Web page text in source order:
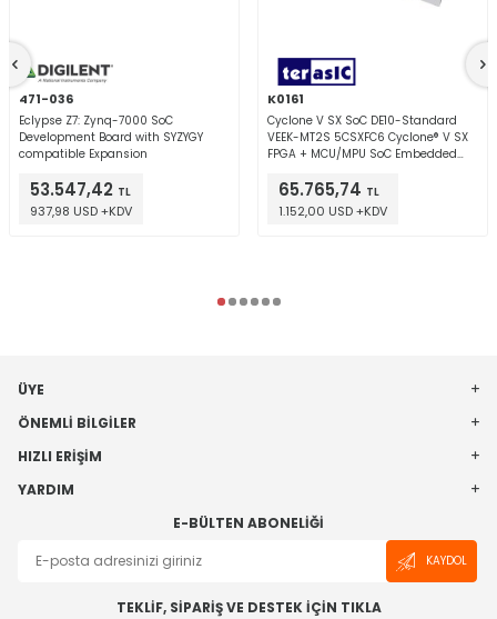
471-036
Eclypse Z7: Zynq-7000 SoC
Development Board with SYZYGY
compatible Expansion
53.547,42 TL
937,98 USD +KDV
K0161
Cyclone V SX SoC DE10-Standard
VEEK-MT2S 5CSXFC6 Cyclone® V SX
FPGA + MCU/MPU SoC Embedded
65.765,74 TL
1.152,00 USD +KDV
ÜYE
ÖNEMLI BILGILER
HIZLI ERIŞIM
YARDIM
E-BÜLTEN ABONELIĞI
KAYDOL
TEKLİF, SİPARİŞ VE DESTEK İÇİN TIKLA